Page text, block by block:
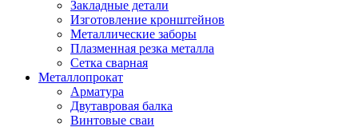
Закладные детали
Изготовление кронштейнов
Металлические заборы
Плазменная резка металла
Сетка сварная
Металлопрокат
Арматура
Двутавровая балка
Винтовые сваи